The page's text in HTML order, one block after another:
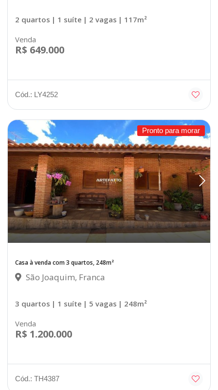
2 quartos | 1 suíte | 2 vagas | 117m²
Venda
R$ 649.000
Cód.: LY4252
Pronto para morar
Casa à venda com 3 quartos, 248m²
São Joaquim, Franca
3 quartos | 1 suíte | 5 vagas | 248m²
Venda
R$ 1.200.000
Cód.: TH4387